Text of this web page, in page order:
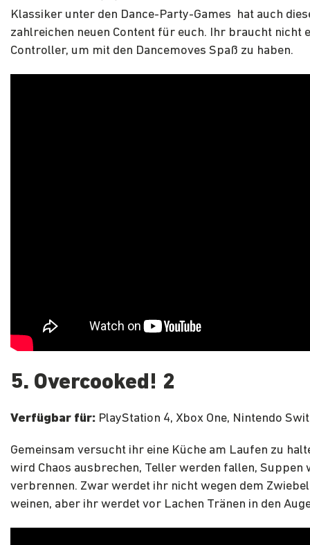
Klassiker unter den Dance-Party-Games hat auch
zahlreichen neuen Content für euch. Ihr braucht nicht
Controller, um mit den Dancemoves Spaß zu haben.
5. Overcooked! 2
Verfügbar für: PlayStation 4, Xbox One, Nintendo
Gemeinsam versucht ihr eine Küche am Laufen zu
wird Chaos ausbrechen, Teller werden fallen, Suppen
verbrennen. Zwar werdet ihr nicht wegen dem
weinen, aber ihr werdet vor Lachen Tränen in den